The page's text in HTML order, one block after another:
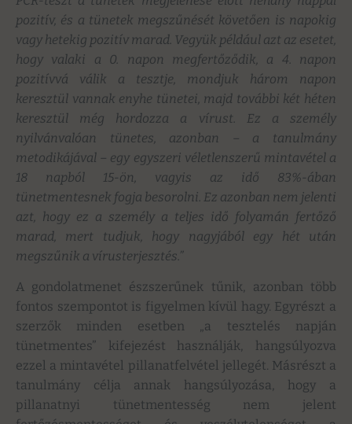
pozitív, és a tünetek megszűnését követően is napokig
vagy hetekig pozitív marad. Vegyük például azt az esetet,
hogy valaki a 0. napon megfertőződik, a 4. napon
pozitívvá válik a tesztje, mondjuk három napon
keresztül vannak enyhe tünetei, majd további két héten
keresztül még hordozza a vírust. Ez a személy
nyilvánvalóan tünetes, azonban – a tanulmány
metodikájával – egy egyszeri véletlenszerű mintavétel a
18 napból 15-ön, vagyis az idő 83%-ában
tünetmentesnek fogja besorolni. Ez azonban nem jelenti
azt, hogy ez a személy a teljes idő folyamán fertőző
marad, mert tudjuk, hogy nagyjából egy hét után
megszűnik a vírusterjesztés.”
A gondolatmenet észszerűnek tűnik, azonban több
fontos szempontot is figyelmen kívül hagy. Egyrészt a
szerzők minden esetben „a tesztelés napján
tünetmentes” kifejezést használják, hangsúlyozva
ezzel a mintavétel pillanatfelvétel jellegét. Másrészt a
tanulmány célja annak hangsúlyozása, hogy a
pillanatnyi tünetmentesség nem jelent